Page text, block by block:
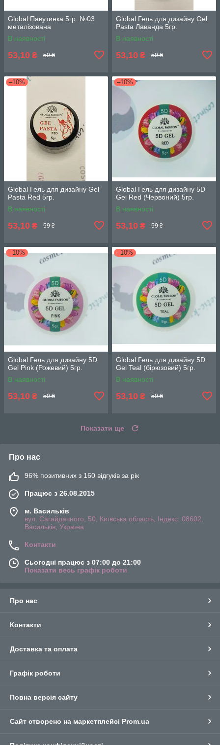
Global Павутинка 5гр. №03
металізована
В наявності
53,10 ₴ 59 ₴
Global Гель для дизайну Gel
Pasta Лаванда 5гр.
В наявності
53,10 ₴ 59 ₴
–10%
Global Гель для дизайну Gel
Pasta Red 5гр.
В наявності
53,10 ₴ 59 ₴
–10%
Global Гель для дизайну 5D
Gel Red (Червоний) 5гр.
В наявності
53,10 ₴ 59 ₴
–10%
Global Гель для дизайну 5D
Gel Pink (Рожевий) 5гр.
В наявності
53,10 ₴ 59 ₴
–10%
Global Гель для дизайну 5D
Gel Teal (бірюзовий) 5гр.
В наявності
53,10 ₴ 59 ₴
Показати ще
Про нас
96% позитивних з 160 відгуків за рік
Працює з 26.08.2015
м. Васильків
вул. Сагайдачного, 50, Київська область, Індекс: 08602,
Васильків, Україна
Контакти
Сьогодні працює з 07:00 до 21:00
Показати весь графік роботи
Про нас
Контакти
Доставка та оплата
Графік роботи
Повна версія сайту
Сайт створено на маркетплейсі Prom.ua